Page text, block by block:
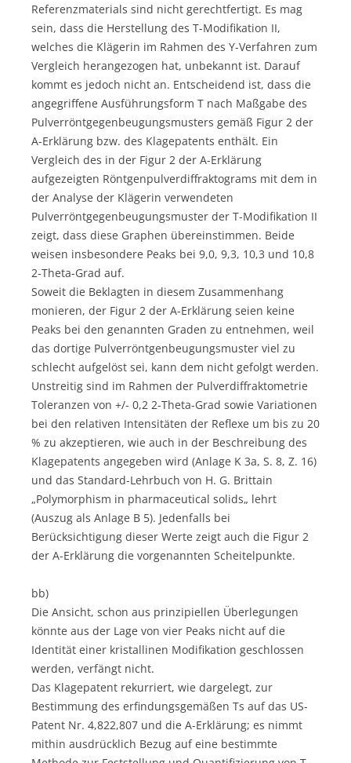
Referenzmaterials sind nicht gerechtfertigt. Es mag
sein, dass die Herstellung des T-Modifikation II,
welches die Klägerin im Rahmen des Y-Verfahren zum
Vergleich herangezogen hat, unbekannt ist. Darauf
kommt es jedoch nicht an. Entscheidend ist, dass die
angegriffene Ausführungsform T nach Maßgabe des
Pulverröntgegenbeugungsmusters gemäß Figur 2 der
A-Erklärung bzw. des Klagepatents enthält. Ein
Vergleich des in der Figur 2 der A-Erklärung
aufgezeigten Röntgenpulverdiffraktograms mit dem in
der Analyse der Klägerin verwendeten
Pulverröntgegenbeugungsmuster der T-Modifikation II
zeigt, dass diese Graphen übereinstimmen. Beide
weisen insbesondere Peaks bei 9,0, 9,3, 10,3 und 10,8
2-Theta-Grad auf.
Soweit die Beklagten in diesem Zusammenhang
monieren, der Figur 2 der A-Erklärung seien keine
Peaks bei den genannten Graden zu entnehmen, weil
das dortige Pulverröntgenbeugungsmuster viel zu
schlecht aufgelöst sei, kann dem nicht gefolgt werden.
Unstreitig sind im Rahmen der Pulverdiffraktometrie
Toleranzen von +/- 0,2 2-Theta-Grad sowie Variationen
bei den relativen Intensitäten der Reflexe um bis zu 20
% zu akzeptieren, wie auch in der Beschreibung des
Klagepatents angegeben wird (Anlage K 3a, S. 8, Z. 16)
und das Standard-Lehrbuch von H. G. Brittain
„Polymorphism in pharmaceutical solids„ lehrt
(Auszug als Anlage B 5). Jedenfalls bei
Berücksichtigung dieser Werte zeigt auch die Figur 2
der A-Erklärung die vorgenannten Scheitelpunkte.
bb)
Die Ansicht, schon aus prinzipiellen Überlegungen
könnte aus der Lage von vier Peaks nicht auf die
Identität einer kristallinen Modifikation geschlossen
werden, verfängt nicht.
Das Klagepatent rekurriert, wie dargelegt, zur
Bestimmung des erfindungsgemäßen Ts auf das US-
Patent Nr. 4,822,807 und die A-Erklärung; es nimmt
mithin ausdrücklich Bezug auf eine bestimmte